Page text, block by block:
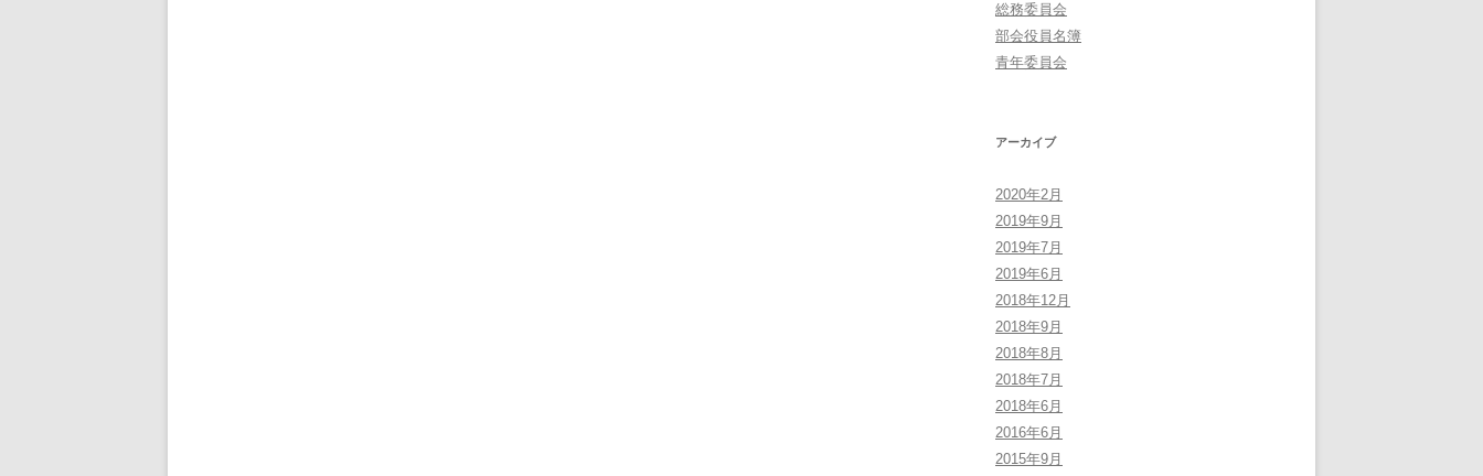
総務委員会
部会役員名簿
青年委員会
アーカイブ
2020年2月
2019年9月
2019年7月
2019年6月
2018年12月
2018年9月
2018年8月
2018年7月
2018年6月
2016年6月
2015年9月